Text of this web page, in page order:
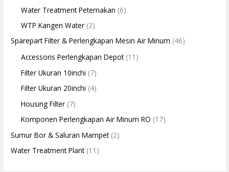
Water Treatment Peternakan (6)
WTP Kangen Water (2)
Sparepart Filter & Perlengkapan Mesin Air Minum (46)
Accessoris Perlengkapan Depot(11)
Filter Ukuran 10inchi (7)
Filter Ukuran 20inchi (4)
Housing Filter (7)
Komponen Perlengkapan Air Minum RO (17)
Sumur Bor & Saluran Mampet(2)
Water Treatment Plant(11)